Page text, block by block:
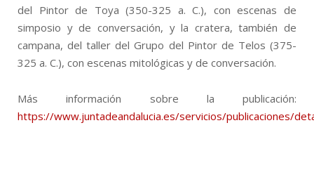
del Pintor de Toya (350-325 a. C.), con escenas de
simposio y de conversación, y la cratera, también de
campana, del taller del Grupo del Pintor de Telos (375-
325 a. C.), con escenas mitológicas y de conversación.
Más información sobre la publicación:
https://www.juntadeandalucia.es/servicios/publicaciones/